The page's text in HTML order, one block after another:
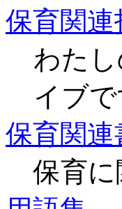
保育関
わた
イブで
保育関連
保育